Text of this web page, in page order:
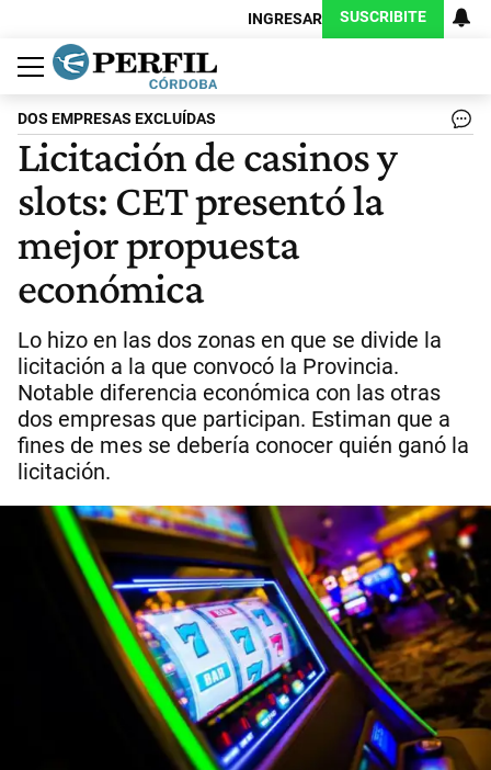
INGRESAR SUSCRIBITE
Política
Economía
Judiciales
Sociedad
Cultura
Espectáculos
Deportes
Protagonistas
DOS EMPRESAS EXCLUÍDAS
Licitación de casinos y
slots: CET presentó la
mejor propuesta
económica
Lo hizo en las dos zonas en que se divide la
licitación a la que convocó la Provincia.
Notable diferencia económica con las otras
dos empresas que participan. Estiman que a
fines de mes se debería conocer quién ganó la
licitación.